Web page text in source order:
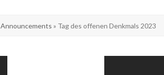
Announcements » Tag des offenen Denkmals 2023